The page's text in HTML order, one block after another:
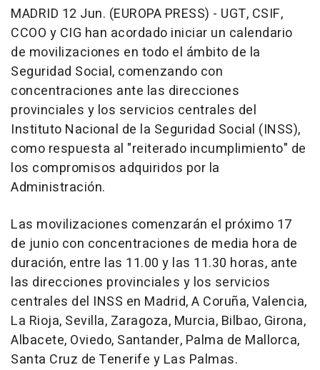
MADRID 12 Jun. (EUROPA PRESS) - UGT, CSIF,
CCOO y CIG han acordado iniciar un calendario
de movilizaciones en todo el ámbito de la
Seguridad Social, comenzando con
concentraciones ante las direcciones
provinciales y los servicios centrales del
Instituto Nacional de la Seguridad Social (INSS),
como respuesta al "reiterado incumplimiento" de
los compromisos adquiridos por la
Administración.
Las movilizaciones comenzarán el próximo 17
de junio con concentraciones de media hora de
duración, entre las 11.00 y las 11.30 horas, ante
las direcciones provinciales y los servicios
centrales del INSS en Madrid, A Coruña, Valencia,
La Rioja, Sevilla, Zaragoza, Murcia, Bilbao, Girona,
Albacete, Oviedo, Santander, Palma de Mallorca,
Santa Cruz de Tenerife y Las Palmas.